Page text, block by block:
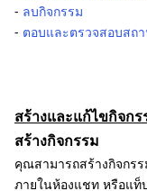
- ลบกิจกรรม
- ตอบและตรวจสอบสถ
สร้างและแก้ไขกิจกร
สร้างกิจกรรม
คุณสามารถสร้างกิจกร
ภายในห้องแชท หรือแท็